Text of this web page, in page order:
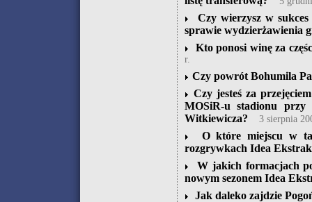
Czy wierzysz w
sprawie wydzierżawienia
Kto ponosi winę za
r.
Czy powrót Bohumila
Czy jesteś za
MOSiR-u stadionu
Witkiewicza?
3 sierpnia
O które miejscu w
rozgrywkach Idea
W jakich formacjach
nowym sezonem Idea
Jak daleko zajdzie